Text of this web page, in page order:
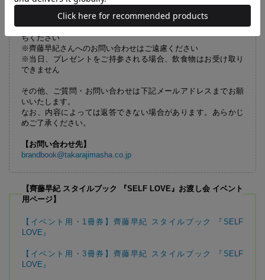
※入場の際、ご購入者と当日の参加者が同一人物であるかどう
かの「本人認証」を行わせていただきます。顔写真付き本人様
確認書類（運転免許証、マイナンバーカードなど）を必ずお持
ちください
※齊藤早紀さんへのお問い合わせはご遠慮ください
※当日、プレゼントをご持参される場合、飲食物はお受け取り
できません
その他、ご質問・お問い合わせは下記メールアドレスまでお願
いいたします。
なお、内容によっては返答できない場合があります。あらかじ
めご了承ください。
【お問い合わせ先】
brandbook@takarajimasha.co.jp
【齊藤早紀 スタイルブック 『SELF LOVE』お渡し会 イベント
用ページ】
【イベント用・1冊券】齊藤早紀 スタイルブック 『SELF
LOVE』
【イベント用・3冊券】齊藤早紀 スタイルブック 『SELF
LOVE』